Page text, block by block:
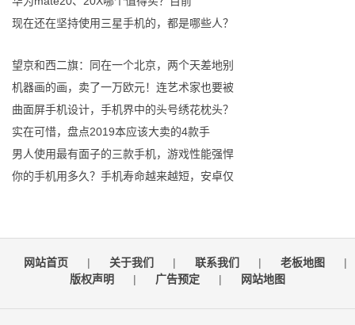
现在还在坚持使用三星手机的，都是哪些人？
望京和西二旗：同在一个北京，两个天差地别
机器画的画，卖了一万欧元！连艺术家也要被
曲面屏手机设计，手机界中的头号绣花枕头？
实在可惜，盘点2019本应该大卖的4款手
男人使用最有面子的三款手机，游戏性能强悍
你的手机用多久？手机寿命越来越短，安卓仅
网站首页 | 关于我们 | 联系我们 | 老板地图
|
版权声明
| 广告预定 | 网站地图